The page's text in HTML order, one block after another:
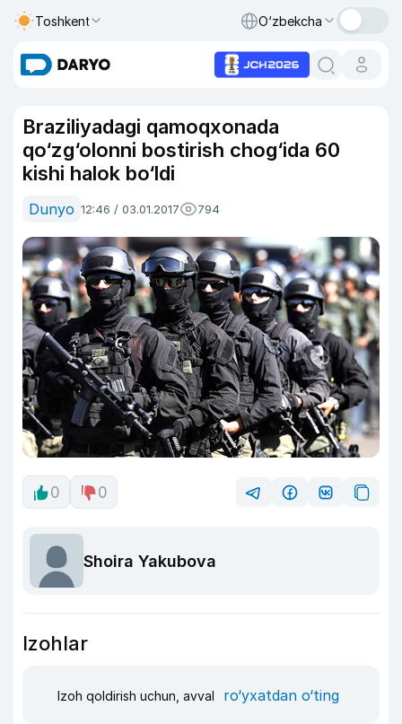
Toshkent O‘zbekcha
Braziliyadagi qamoqxonada
qo‘zg‘olonni bostirish chog‘ida 60
kishi halok bo‘ldi
Dunyo 12:46 / 03.01.2017 794
0 0
Shoira Yakubova
Izohlar
Izoh qoldirish uchun, avval ro‘yxatdan o‘ting